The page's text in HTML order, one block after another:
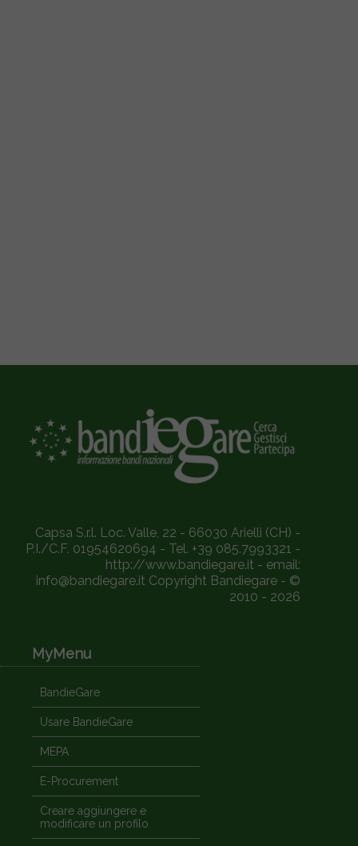
Capsa S.r.l. Loc. Valle, 22 - 66030 Arielli (CH) -
P.I./C.F. 01954620694 - Tel. +39 085.7993321 -
http://www.bandiegare.it - email:
info@bandiegare.it Copyright Bandiegare - ©
2010 - 2026
MyMenu
BandieGare
Usare BandieGare
MEPA
E-Procurement
Creare aggiungere e
modificare un profilo